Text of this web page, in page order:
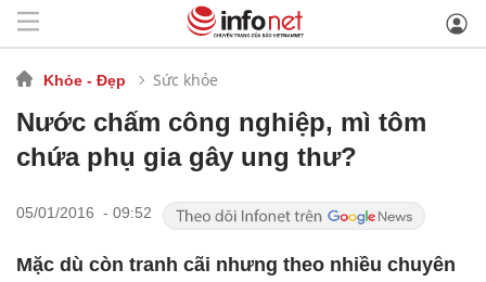
Khỏe - Đẹp Sức khỏe
Nước chấm công nghiệp, mì tôm
chứa phụ gia gây ung thư?
05/01/2016 - 09:52
Mặc dù còn tranh cãi nhưng theo nhiều chuyên